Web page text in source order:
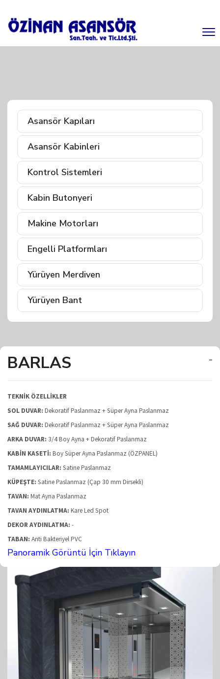
Asansör Kapıları
Asansör Kabinleri
Kontrol Sistemleri
Kabin Butonyeri
Makine Motorları
Engelli Platformları
Yürüyen Merdiven
Yürüyen Bant
BARLAS -
TEKNİK ÖZELLİKLER
SOL DUVAR: Dekoratif Paslanmaz + Süper Ayna Paslanmaz
SAĞ DUVAR: Dekoratif Paslanmaz + Süper Ayna Paslanmaz
ARKA DUVAR: 3/4 Boy Ayna + Dekoratif Paslanmaz
KABİN KASETİ: Boy Süper Ayna Paslanmaz (ÖZPANEL)
TAMAMLAYICILAR: Satine Paslanmaz
KÜPEŞTE: Satine Paslanmaz (Çap 30 mm Dirsekli)
TAVAN: Mat Ayna Paslanmaz
TAVAN AYDINLATMA: Kare Led Spot
DEKOR AYDINLATMA: -
TABAN: Anti Bakteriyel PVC
Panoramik Görüntü İçin Tıklayın